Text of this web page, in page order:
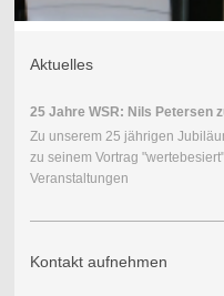
Aktuelles
25 Jahre WSR: Nils Petersen
Zu unserem 25 jährigen
zu seinem Vortrag
Veranstaltungen
Kontakt aufnehmen